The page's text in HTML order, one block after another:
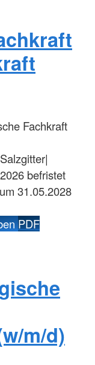
Fachkraft
befristet
31.05.2028
PDF
m/d)